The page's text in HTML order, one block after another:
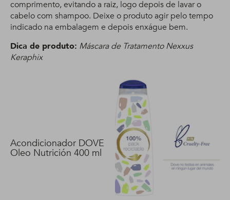
comprimento, evitando a raiz, logo depois de lavar o
cabelo com shampoo. Deixe o produto agir pelo tempo
indicado na embalagem e depois enxágue bem.
Dica de produto: Máscara de Tratamento Nexxus
Keraphix
Acondicionador DOVE
Oleo Nutrición 400 ml